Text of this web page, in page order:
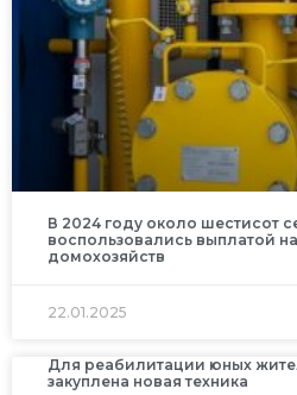
В 2024 году около шестисот
воспользовались выплатой
домохозяйств
22.01.2025
Для реабилитации юных
закуплена новая техника